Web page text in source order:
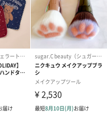
御出産御
円）
内祝い_蝶結
（110円）